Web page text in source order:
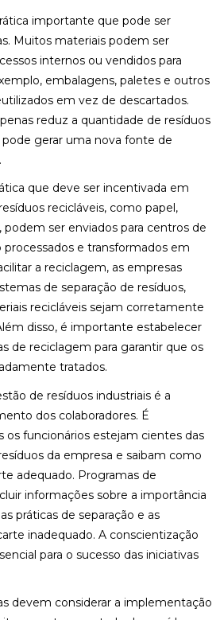
importante que pode ser
Muitos materiais podem ser
internos ou vendidos para
embalagens, paletes e outros
em vez de descartados.
reduz a quantidade de resíduos
gerar uma nova fonte de
que deve ser incentivada em
recicláveis, como papel,
ser enviados para centros de
e transformados em
a reciclagem, as empresas
de separação de resíduos,
recicláveis sejam corretamente
disso, é importante estabelecer
de reciclagem para garantir que os
tratados.
de resíduos industriais é a
dos colaboradores. É
funcionários estejam cientes das
da empresa e saibam como
adequado. Programas de
informações sobre a importância
práticas de separação e as
inadequado. A conscientização
para o sucesso das iniciativas
devem considerar a implementação